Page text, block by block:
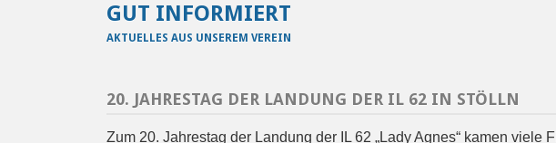
GUT INFORMIERT
AKTUELLES AUS UNSEREM VEREIN
20. JAHRESTAG DER LANDUNG DER IL 62 IN STÖLLN
Zum 20. Jahrestag der Landung der IL 62 „Lady Agnes“ kamen viele